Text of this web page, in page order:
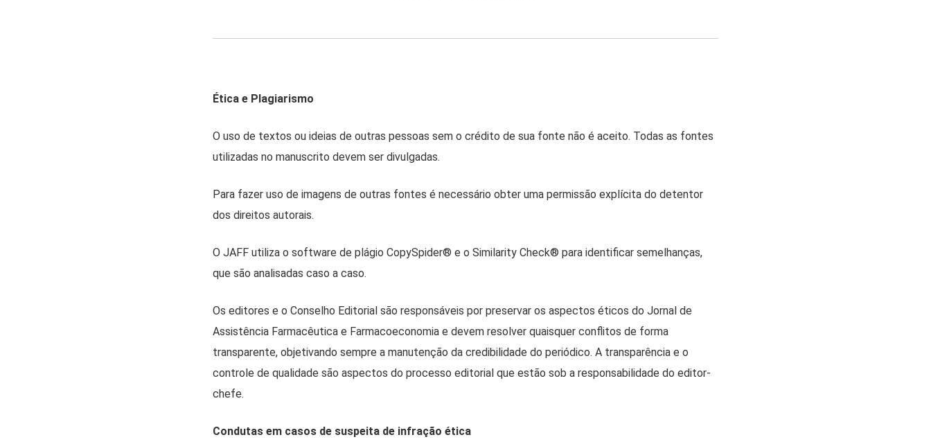
Ética e Plagiarismo
O uso de textos ou ideias de outras pessoas sem o crédito de sua fonte não é aceito. Todas as fontes
utilizadas no manuscrito devem ser divulgadas.
Para fazer uso de imagens de outras fontes é necessário obter uma permissão explícita do detentor
dos direitos autorais.
O JAFF utiliza o software de plágio CopySpider® e o Similarity Check® para identificar semelhanças,
que são analisadas caso a caso.
Os editores e o Conselho Editorial são responsáveis por preservar os aspectos éticos do Jornal de
Assistência Farmacêutica e Farmacoeconomia e devem resolver quaisquer conflitos de forma
transparente, objetivando sempre a manutenção da credibilidade do periódico. A transparência e o
controle de qualidade são aspectos do processo editorial que estão sob a responsabilidade do editor-
chefe.
Condutas em casos de suspeita de infração ética